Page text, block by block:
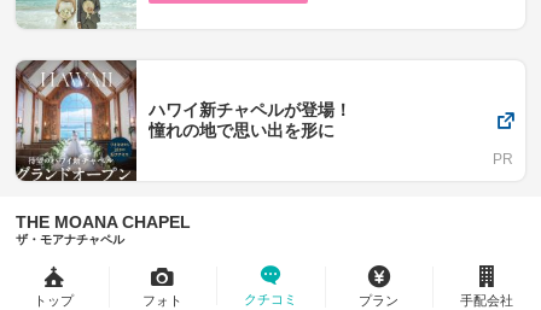
ハワイ新チャペルが登場！
憧れの地で思い出を形に
THE MOANA CHAPEL
ザ・モアナチャペル
トップ フォト クチコミ プラン 手配会社